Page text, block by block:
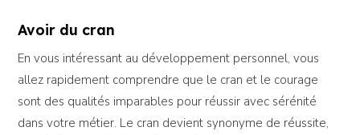
Avoir du cran
En vous intéressant au développement personnel, vous
allez rapidement comprendre que le cran et le courage
sont des qualités imparables pour réussir avec sérénité
dans votre métier. Le cran devient synonyme de réussite,